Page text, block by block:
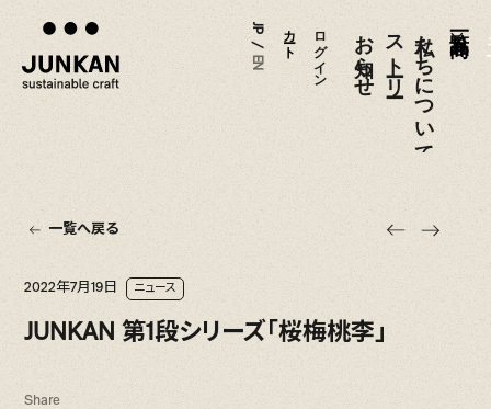
JP
/
EN
カート ログイン お知らせ ストーリー私たちについて
一覧へ戻る
2022年7月19日 ニュース
JUNKAN 第1段シリーズ「桜梅桃李」
Share